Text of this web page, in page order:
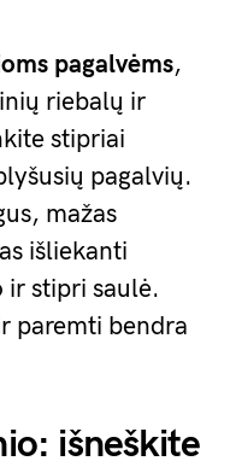
pagalvėms,
riebalų ir
stipriai
pagalvių.
mažas
išliekanti
stipri saulė.
paremti bendra
išneškite